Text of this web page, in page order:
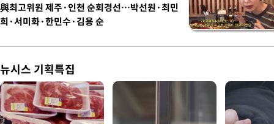
與최고위원 제주·인천 순회경선…박선원·최민
희·서미화·한민수·김용 순
뉴시스 기획특집